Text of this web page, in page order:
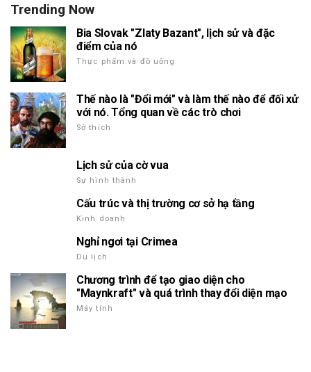
Trending Now
Bia Slovak "Zlaty Bazant", lịch sử và đặc
điểm của nó
Thực phẩm và đồ uống
Thế nào là "Đổi mới" và làm thế nào để đối xử
với nó. Tổng quan về các trò chơi
Sở thích
Lịch sử của cờ vua
Sự hình thành
Cấu trúc và thị trường cơ sở hạ tầng
Kinh doanh
Nghỉ ngơi tại Crimea
Du lịch
Chương trình để tạo giao diện cho
"Maynkraft" và quá trình thay đổi diện mạo
Máy tính